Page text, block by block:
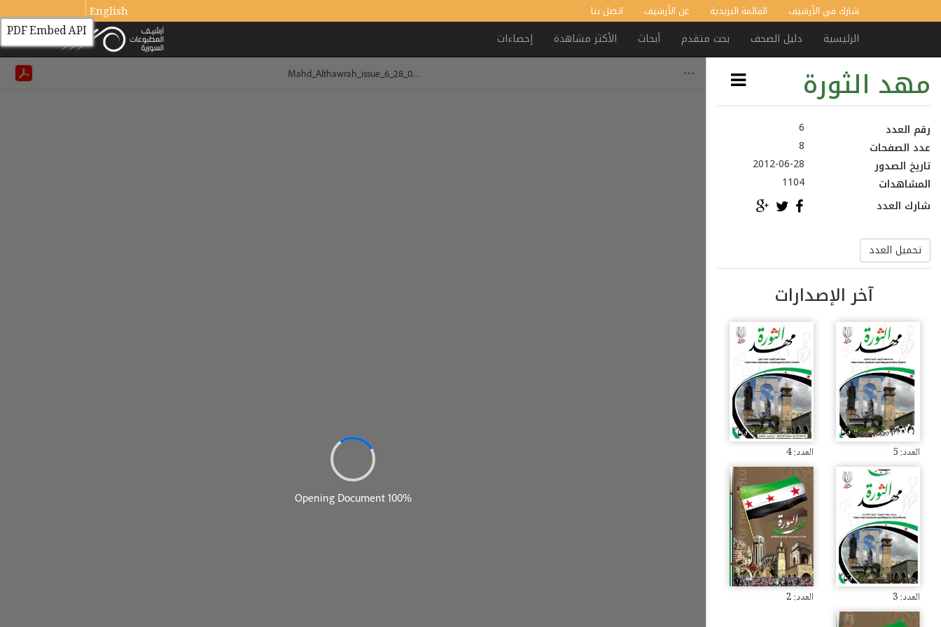
شارك في الأرشيف القائمة البريدية عن الأرشيف اتصل بنا English
الرئيسية دليل الصحف بحث متقدم أبحاث الأكثر مشاهدة إحصاءات
مهد الثورة
رقم العدد
6
عدد الصفحات
8
تاريخ الصدور
2012-06-28
المشاهدات
1104
شارك العدد
تحميل العدد
آخر الإصدارات
العدد: 5 العدد: 4
العدد: 3 العدد: 2
PDF Embed API